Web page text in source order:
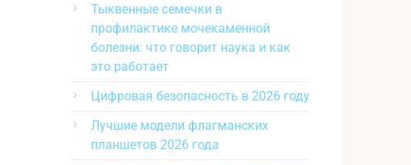
Тыквенные семечки в
профилактике мочекаменной
болезни: что говорит наука и как
это работает
Цифровая безопасность в 2026 году
Лучшие модели флагманских
планшетов 2026 года